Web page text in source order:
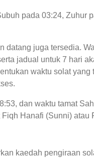
pada 03:24, Zuhur
juga tersedia.
jadual untuk 7 hari
waktu solat
dan waktu tamat
Hanafi (Sunni)
kaedah pengiraan